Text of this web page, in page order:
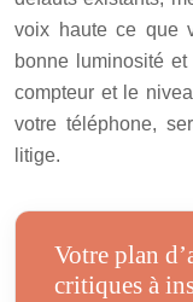
voix haute ce que
bonne luminosité
compteur et le
votre téléphone,
litige.
Votre plan
critiques à